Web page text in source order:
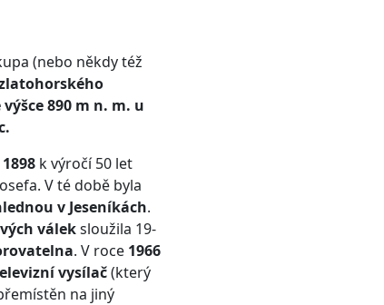
(nebo někdy též
výšce 890 m n. m. u
k výročí 50 let
V té době byla
v Jeseníkách.
váleksloužila 19-
. V roce 1966
vysílač(který
na jiný